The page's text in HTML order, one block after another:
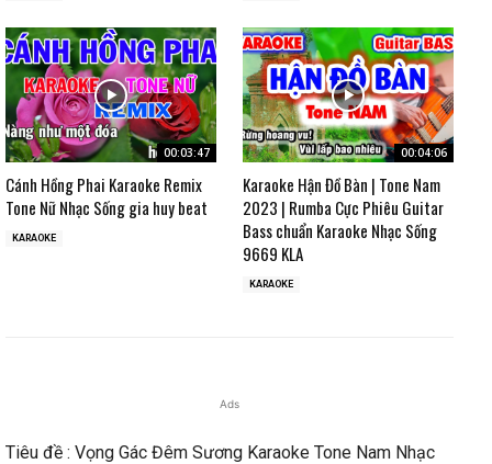
00:03:47
Cánh Hồng Phai Karaoke Remix
Tone Nữ Nhạc Sống gia huy beat
KARAOKE
00:04:06
Karaoke Hận Đồ Bàn | Tone Nam
2023 | Rumba Cực Phiêu Guitar
Bass chuẩn Karaoke Nhạc Sống
9669 KLA
KARAOKE
Ads
Tiêu đề : Vọng Gác Đêm Sương Karaoke Tone Nam Nhạc